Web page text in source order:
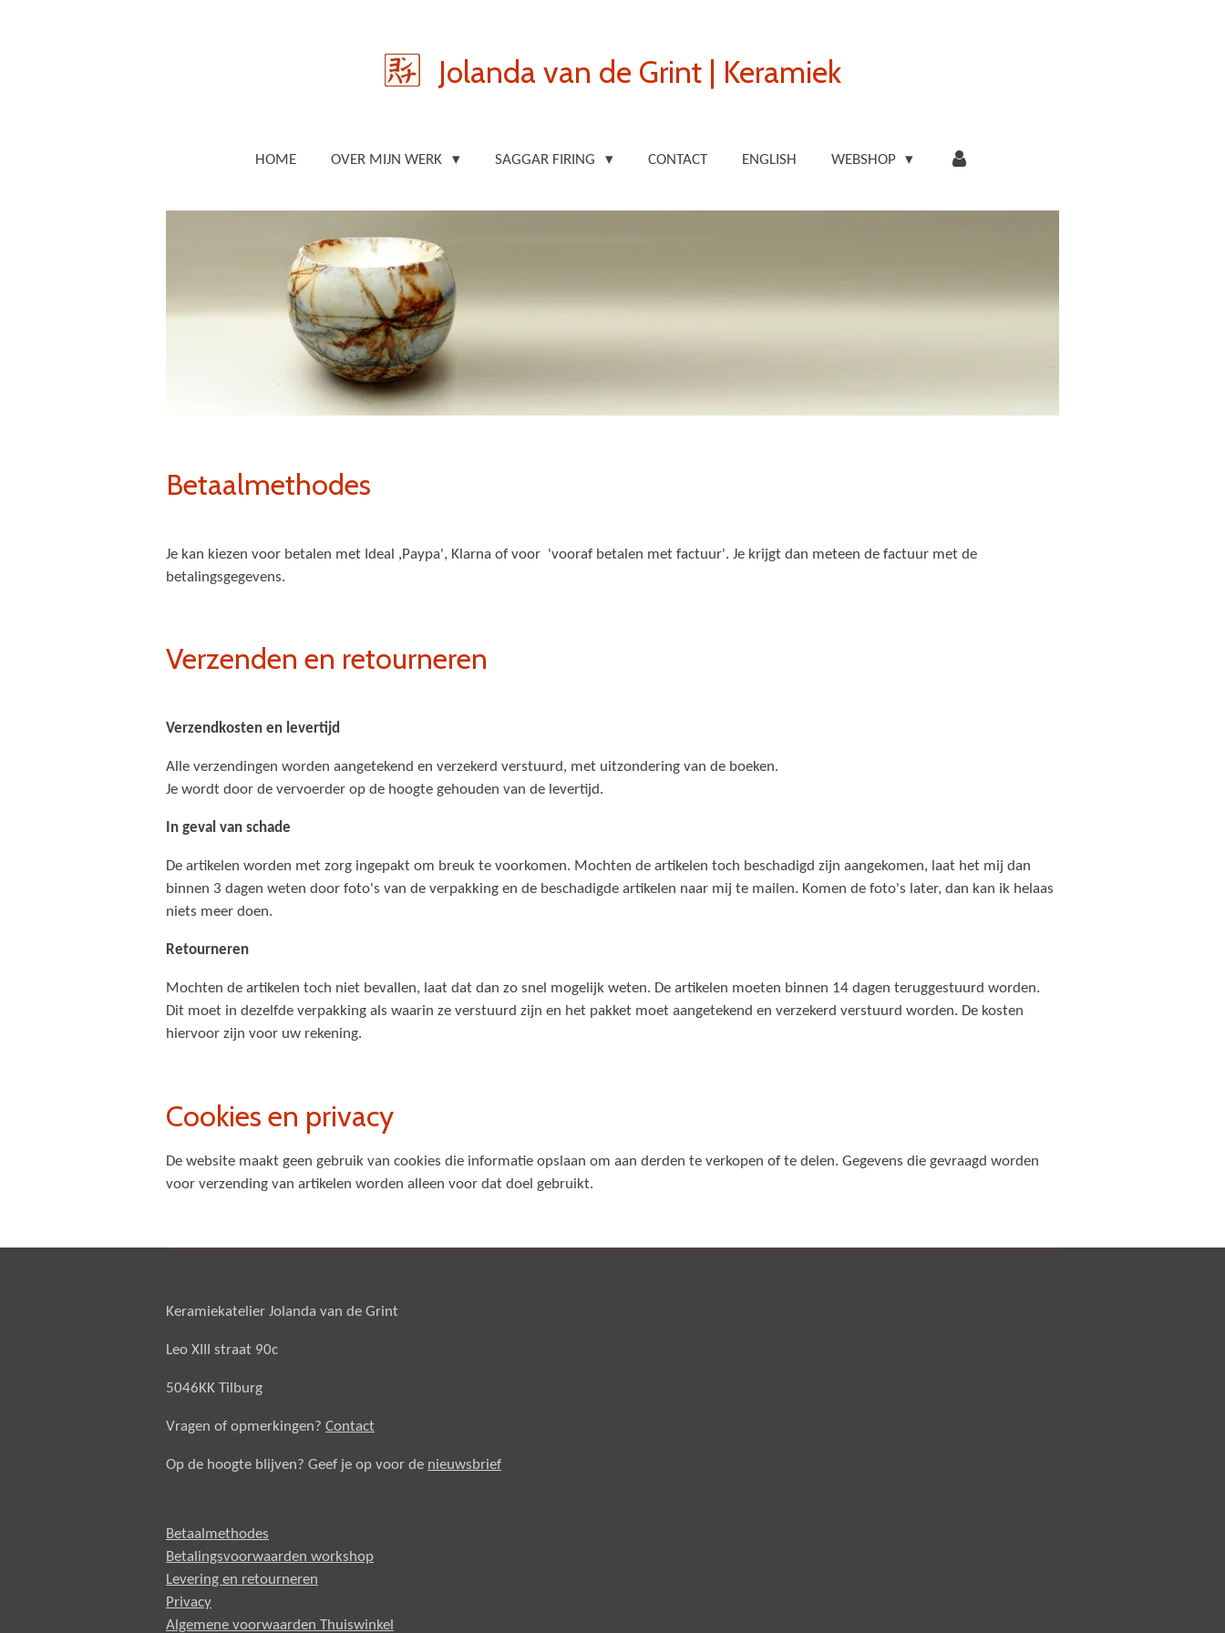
Jolanda van de Grint | Keramiek
HOME OVER MIJN WERK SAGGAR FIRING CONTACT ENGLISH WEBSHOP
Betaalmethodes
Je kan kiezen voor betalen met Ideal ,Paypa', Klarna of voor 'vooraf betalen met factuur'. Je krijgt dan meteen de factuur met de
betalingsgegevens.
Verzenden en retourneren
Verzendkosten en levertijd
Alle verzendingen worden aangetekend en verzekerd verstuurd, met uitzondering van de boeken.
Je wordt door de vervoerder op de hoogte gehouden van de levertijd.
In geval van schade
De artikelen worden met zorg ingepakt om breuk te voorkomen. Mochten de artikelen toch beschadigd zijn aangekomen, laat het mij dan
binnen 3 dagen weten door foto's van de verpakking en de beschadigde artikelen naar mij te mailen. Komen de foto's later, dan kan ik helaas
niets meer doen.
Retourneren
Mochten de artikelen toch niet bevallen, laat dat dan zo snel mogelijk weten. De artikelen moeten binnen 14 dagen teruggestuurd worden.
Dit moet in dezelfde verpakking als waarin ze verstuurd zijn en het pakket moet aangetekend en verzekerd verstuurd worden. De kosten
hiervoor zijn voor uw rekening.
Cookies en privacy
De website maakt geen gebruik van cookies die informatie opslaan om aan derden te verkopen of te delen. Gegevens die gevraagd worden
voor verzending van artikelen worden alleen voor dat doel gebruikt.
Keramiekatelier Jolanda van de Grint
Leo XIII straat 90c
5046KK Tilburg
Vragen of opmerkingen? Contact
Op de hoogte blijven? Geef je op voor de nieuwsbrief
Betaalmethodes
Betalingsvoorwaarden workshop
Levering en retourneren
Privacy
Algemene voorwaarden Thuiswinkel